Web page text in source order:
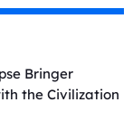
Bringer
the Civilization